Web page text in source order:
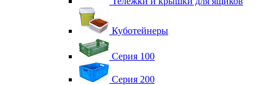
Куботейнеры
Серия 100
Серия 200